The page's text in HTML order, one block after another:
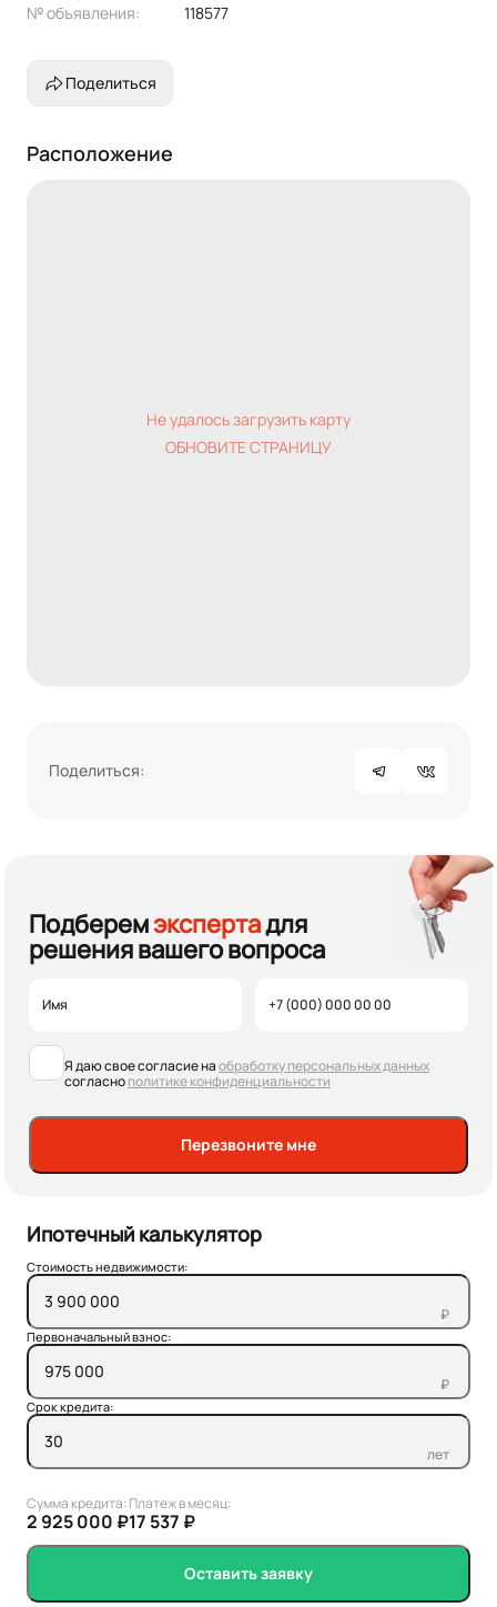
№ объявления:
118577
Поделиться
Расположение
Не удалось загрузить карту
ОБНОВИТЕ СТРАНИЦУ
Поделиться:
Подберемэкспертадля
решения вашего вопроса
Я даю свое согласие наобработку персональных данных
согласнополитике конфиденциальности
Перезвоните мне
Ипотечный калькулятор
Стоимость недвижимости:
₽
Первоначальный взнос:
₽
Срок кредита:
лет
Сумма кредита:
2 925 000 ₽
Платеж в месяц:
17 537 ₽
Оставить заявку